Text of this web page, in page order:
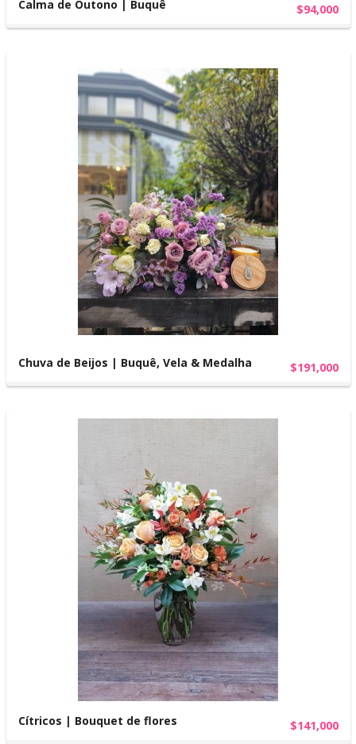
Calma de Outono | Buquê $94,000
Chuva de Beijos | Buquê, Vela & Medalha $191,000
Cítricos | Bouquet de flores $141,000